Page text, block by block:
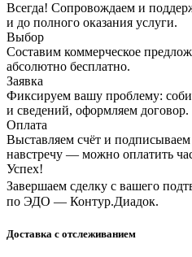
Всегда! Сопровождаем и
и до полного оказания услуги.
Выбор
Составим коммерческое
абсолютно бесплатно.
Заявка
Фиксируем вашу проблему:
и сведений, оформляем договор.
Оплата
Выставляем счёт и
навстречу — можно оплатить
Успех!
Завершаем сделку с вашего
по ЭДО — Контур.Диадок.
Доставка с отслеживанием